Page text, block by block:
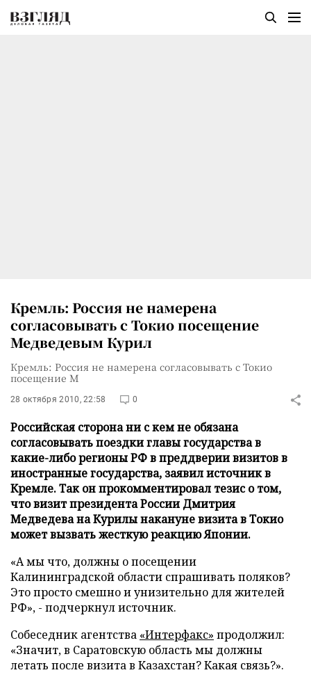
Кремль: Россия не намерена
согласовывать с Токио посещение
Медведевым Курил
Кремль: Россия не намерена согласовывать с Токио
посещение М
28 октября 2010, 22:58 0
Российская сторона ни с кем не обязана
согласовывать поездки главы государства в
какие-либо регионы РФ в преддверии визитов в
иностранные государства, заявил источник в
Кремле. Так он прокомментировал тезис о том,
что визит президента России Дмитрия
Медведева на Курилы накануне визита в Токио
может вызвать жесткую реакцию Японии.
«А мы что, должны о посещении
Калининградской области спрашивать поляков?
Это просто смешно и унизительно для жителей
РФ», - подчеркнул источник.
Собеседник агентства «Интерфакс» продолжил:
«Значит, в Саратовскую область мы должны
летать после визита в Казахстан? Какая связь?».